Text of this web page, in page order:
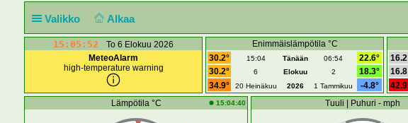
Valikko Alkaa
15:05:52
To 6 Elokuu 2026
MeteoAlarm
high-temperature warning
Enimmäislämpötila °C
30.2°
15:04 Tänään 06:54
22.6°
30.2°
6 Elokuu 2
18.3°
34.9°
20 Heinäkuu 2026 1 Tammikuu -4.8°
16.2
16.8
42.9
Lämpötila °C 15:04:40 Tuuli | Puhuri - mph